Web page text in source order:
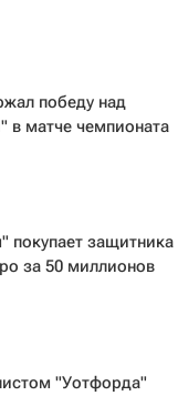
победу над
в матче чемпионата
покупает защитника
за 50 миллионов
"Уотфорда"